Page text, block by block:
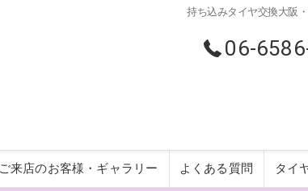
持ち込みタイヤ交換大阪
06-
ご来店のお客様・ギャラリー よくある質問 タイ